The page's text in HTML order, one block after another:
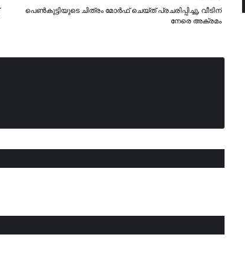
പെൺകുട്ടിയുടെ ചിത്രം മോർഫ് ചെയ്ത് പ്രചരിപ്പിച്ചു, വീടിന്
നേരെ അക്രമം